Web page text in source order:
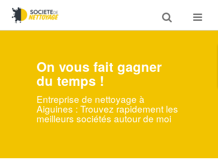
Toggle
search
Toggle
On vous fait gagner
du temps !
Entreprise de nettoyage à
Aiguines : Trouvez rapidement les
meilleurs sociétés autour de moi